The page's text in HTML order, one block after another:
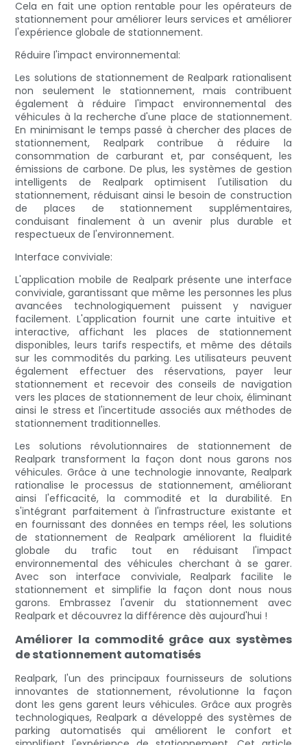
Cela en fait une option rentable pour les opérateurs de
stationnement pour améliorer leurs services et améliorer
l'expérience globale de stationnement.
Réduire l'impact environnemental:
Les solutions de stationnement de Realpark rationalisent
non seulement le stationnement, mais contribuent
également à réduire l'impact environnemental des
véhicules à la recherche d'une place de stationnement.
En minimisant le temps passé à chercher des places de
stationnement, Realpark contribue à réduire la
consommation de carburant et, par conséquent, les
émissions de carbone. De plus, les systèmes de gestion
intelligents de Realpark optimisent l'utilisation du
stationnement, réduisant ainsi le besoin de construction
de places de stationnement supplémentaires,
conduisant finalement à un avenir plus durable et
respectueux de l'environnement.
Interface conviviale:
L'application mobile de Realpark présente une interface
conviviale, garantissant que même les personnes les plus
avancées technologiquement puissent y naviguer
facilement. L'application fournit une carte intuitive et
interactive, affichant les places de stationnement
disponibles, leurs tarifs respectifs, et même des détails
sur les commodités du parking. Les utilisateurs peuvent
également effectuer des réservations, payer leur
stationnement et recevoir des conseils de navigation
vers les places de stationnement de leur choix, éliminant
ainsi le stress et l'incertitude associés aux méthodes de
stationnement traditionnelles.
Les solutions révolutionnaires de stationnement de
Realpark transforment la façon dont nous garons nos
véhicules. Grâce à une technologie innovante, Realpark
rationalise le processus de stationnement, améliorant
ainsi l'efficacité, la commodité et la durabilité. En
s'intégrant parfaitement à l'infrastructure existante et
en fournissant des données en temps réel, les solutions
de stationnement de Realpark améliorent la fluidité
globale du trafic tout en réduisant l'impact
environnemental des véhicules cherchant à se garer.
Avec son interface conviviale, Realpark facilite le
stationnement et simplifie la façon dont nous nous
garons. Embrassez l'avenir du stationnement avec
Realpark et découvrez la différence dès aujourd'hui !
Améliorer la commodité grâce aux systèmes
de stationnement automatisés
Realpark, l'un des principaux fournisseurs de solutions
innovantes de stationnement, révolutionne la façon
dont les gens garent leurs véhicules. Grâce aux progrès
technologiques, Realpark a développé des systèmes de
parking automatisés qui améliorent le confort et